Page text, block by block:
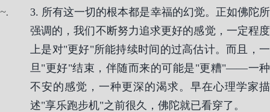
.
3. 所有这一切的根本都是幸福的幻觉。正如佛陀所
强调的，我们不断努力追求更好的感觉，一定程度
上是对"更好"所能持续时间的过高估计。而且，一
旦"更好"结束，伴随而来的可能是"更糟"——一种
不安的感觉，一种更深的渴求。早在心理学家描
述"享乐跑步机"之前很久，佛陀就已看穿了。